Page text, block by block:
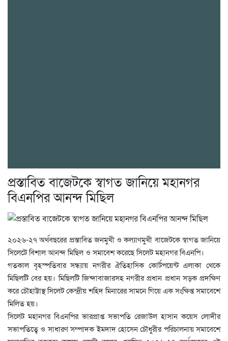
প্রস্তাবিত বাজেটকে স্বাগত জানিয়ে মহানগর
বিএনপির আনন্দ মিছিল
২০২৬-২৭ অর্থবছরের প্রস্তাবিত জনমুখী ও কল্যাণমুখী বাজেটকে স্বাগত জানিয়ে
সিলেটে বিশাল আনন্দ মিছিল ও সমাবেশ করেছে সিলেট মহানগর বিএনপি।
গতকাল বৃহস্পতিবার সন্ধ্যায় নগরীর ঐতিহাসিক কোর্টপয়েন্ট এলাকা থেকে
মিছিলটি বের হয়। মিছিলটি জিন্দাবাজারসহ নগরীর প্রধান প্রধান সড়ক প্রদক্ষিণ
করে চৌহাট্টাস্থ সিলেট কেন্দ্রীয় শহিদ মিনারের সামনে গিয়ে এক সংক্ষিপ্ত সমাবেশে
মিলিত হয়।
সিলেট মহানগর বিএনপির ভারপ্রাপ্ত সভাপতি রেজাউল হাসান কয়েস লোদীর
সভাপতিত্বে ও সাধারণ সম্পাদক ইমদাদ হোসেন চৌধুরীর পরিচালনায় সমাবেশে